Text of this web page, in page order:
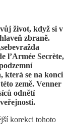
život, když si v
zbraně.
l’Armée Secrète,
která se na konci
země. Venner
odnětí
korekci tohoto